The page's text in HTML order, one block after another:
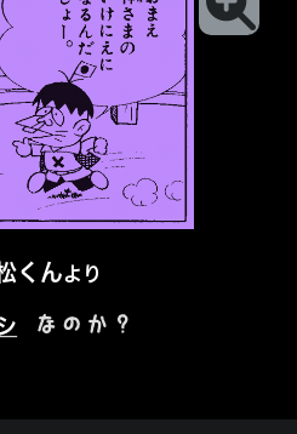
くんより
なのか？